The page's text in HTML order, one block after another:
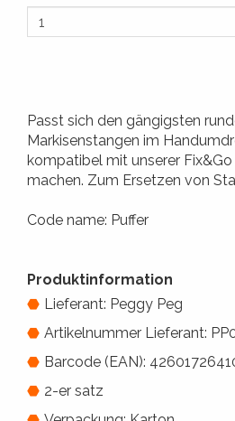
Passt sich den gängigsten
Markisenstangen im
kompatibel mit unserer
machen. Zum Ersetzen von
Code name: Puffer
Produktinformation
Lieferant: Peggy Peg
Artikelnummer Lieferant:
Barcode (EAN):
2-er satz